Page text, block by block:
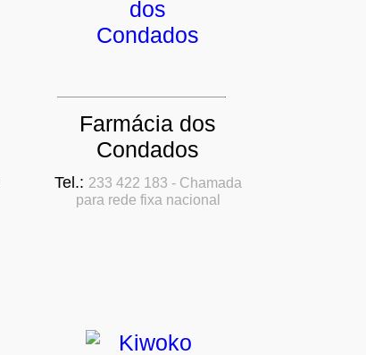
Farmácia dos
Condados
Tel.: 233 422 183 - Chamada
para rede fixa nacional